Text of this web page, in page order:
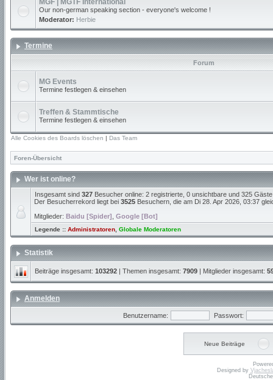
MGF | MGTF International
Our non-german speaking section - everyone's welcome !
Moderator: Herbie
Termine
Forum
MG Events
Termine festlegen & einsehen
Treffen & Stammtische
Termine festlegen & einsehen
Alle Cookies des Boards löschen | Das Team
Foren-Übersicht
Wer ist online?
Insgesamt sind 327 Besucher online: 2 registrierte, 0 unsichtbare und 325
Der Besucherrekord liegt bei 3525 Besuchern, die am Di 28. Apr 2026, 03:37
Mitglieder: Baidu [Spider] Google [Bot]
Legende :: Administratoren Globale Moderatoren
Statistik
Beiträge insgesamt: 103292 | Themen insgesamt: 7909 | Mitglieder insgesamt:
Anmelden
Benutzername: Passwort:
Neue Beiträge
Designed by